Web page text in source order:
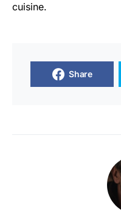
cuisine.
Share